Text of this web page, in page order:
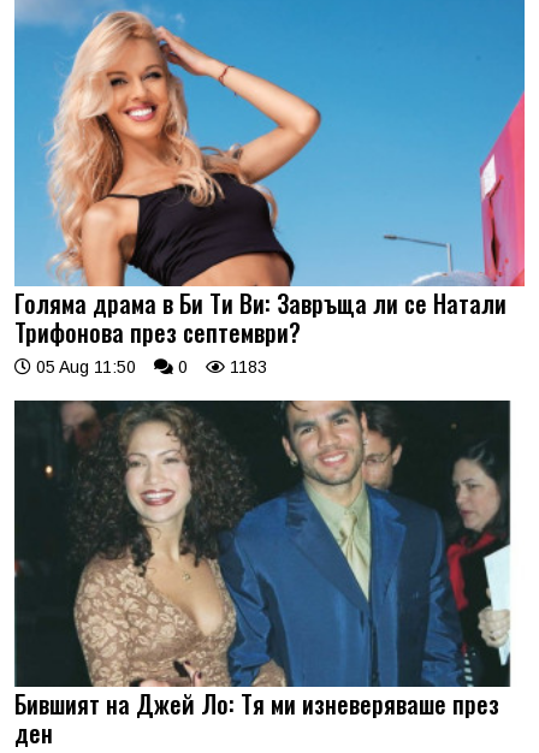
Голяма драма в Би Ти Ви: Завръща ли се Натали
Трифонова през септември?
05 Aug 11:50 0 1183
Бившият на Джей Ло: Тя ми изневеряваше през
ден